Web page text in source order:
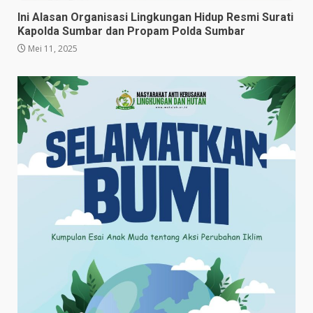
Ini Alasan Organisasi Lingkungan Hidup Resmi Surati
Kapolda Sumbar dan Propam Polda Sumbar
Mei 11, 2025